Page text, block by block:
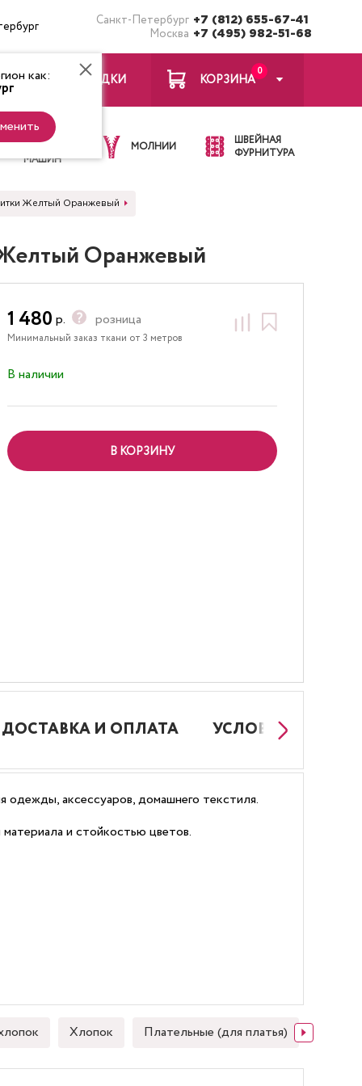
Санкт-Петербург +7 (812) 655-67-41
Москва +7 (495) 982-51-68
как: ЗАКЛАДКИ
0
КОРЗИНА
ИГЛЫ ДЛЯ
ШВЕЙНЫХ
МАШИН
МОЛНИИ
ШВЕЙНАЯ
ФУРНИТУРА
Желтый Оранжевый
Желтый Оранжевый
1 480 р. розница
Минимальный заказ ткани от 3 метров
В наличии
В КОРЗИНУ
ДОСТАВКА И ОПЛАТА УСЛОВИЯ РАБОТЫ
аксессуаров, домашнего текстиля.
и стойкостью цветов.
Хлопок Плательные (для платья)